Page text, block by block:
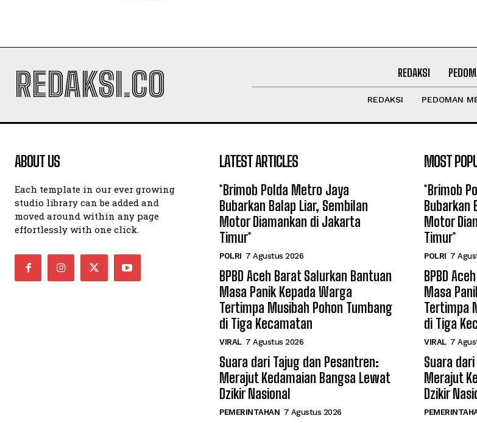
REDAKSI.CO REDAKSI
REDAKSI PEDOMAN
ABOUT US
Each template in our ever growing
studio library can be added and
moved around within any page
effortlessly with one click.
LATEST ARTICLES
*Brimob Polda Metro Jaya
Bubarkan Balap Liar, Sembilan
Motor Diamankan di Jakarta
Timur*
POLRI 7 Agustus 2026
BPBD Aceh Barat Salurkan Bantuan
Masa Panik Kepada Warga
Tertimpa Musibah Pohon Tumbang
di Tiga Kecamatan
VIRAL 7 Agustus 2026
Suara dari Tajug dan Pesantren:
Merajut Kedamaian Bangsa Lewat
Dzikir Nasional
PEMERINTAHAN 7 Agustus 2026
MOST
*Brimob
Bubarkan
Motor
Timur*
POLRI 7
BPBD
Masa
Tertimpa
di Tiga
VIRAL 7
Suara
Merajut
Dzikir